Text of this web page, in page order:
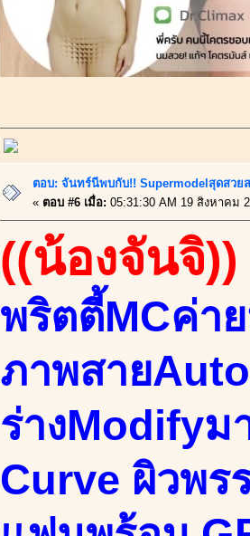
ตอบ: จันทร์นีพบกับ!! Supermodelสุดสวย
« ตอบ #6 เมื่อ: 05:31:30 AM 19 สิงหาคม
((น้องจันจิ))
พริตตี้MCค่า
ภาพสาย
ร่างModifyม
Curve ผิวพ